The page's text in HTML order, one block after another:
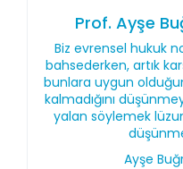
Prof. Ayşe
Biz evrensel hukuk
bahsederken, artık
bunlara uygun
kalmadığını
yalan söylemek
Ayşe